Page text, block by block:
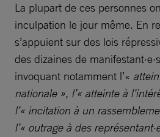
La plupart de ces personnes
inculpation le jour même. En
s’appuient sur des lois
des dizaines de
invoquant notamment l’«
nationale », l’« atteinte à
l’« incitation à un
l’« outrage à des